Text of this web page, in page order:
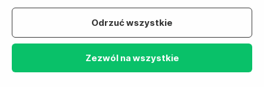
Odrzuć wszystkie
Zezwól na wszystkie